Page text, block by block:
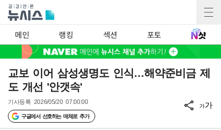
메인 랭킹 섹션 포토
교보 이어 삼성생명도 인식…해약준비금 제
도 개선 '안갯속'
기사등록 2026/05/20 07:00:00
구글에서 선호하는 매체로 추가
가가